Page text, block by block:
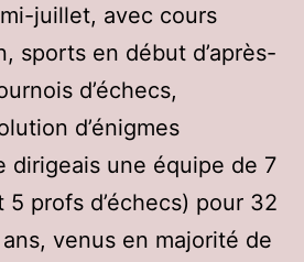
juillet, avec cours
sports en début d’après-
d’échecs,
d’énigmes
dirigeais une équipe de 7
profs d’échecs) pour 32
venus en majorité de